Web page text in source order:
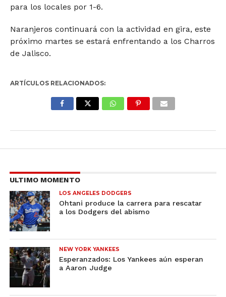
para los locales por 1-6.
Naranjeros continuará con la actividad en gira, este
próximo martes se estará enfrentando a los Charros
de Jalisco.
ARTÍCULOS RELACIONADOS:
ULTIMO MOMENTO
LOS ANGELES DODGERS
Ohtani produce la carrera para rescatar
a los Dodgers del abismo
NEW YORK YANKEES
Esperanzados: Los Yankees aún esperan
a Aaron Judge